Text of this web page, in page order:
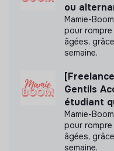
Membre
Documents
ou
Mamie-
pour
âgées,
semaine.
Gentils
étudiant
Mamie-
pour
âgées,
semaine.